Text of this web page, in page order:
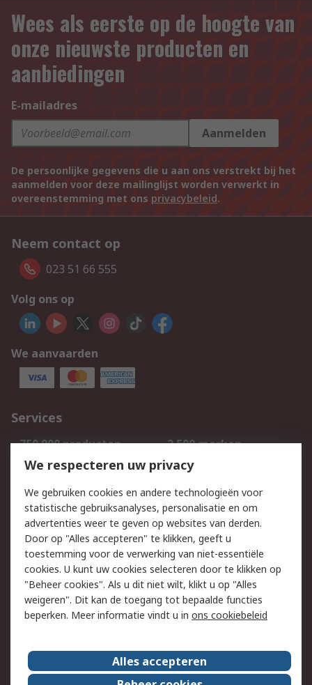
Wees als eerste op de hoogte van
onze nieuwste producten en
aanbiedingen
E-mailadres
Aanmelden
De persoonlijke gegevens die u aan ons verstrekt bij het
aanmelden voor deze mailinglijst worden verwerkt in
overeenstemming met ons privacybeleid.
Neem contact op
023 51 66 555
Volg ons op
We aanvaarden
Services
750.000 producten
2.500 merken
Bestellen
Inkoopoplossingen
Track & Trace
Wettelijk
Cookiebeleid
Email veiligheid
Privacybeleid
Websitevoorwaarden
Algemene
verkoopvoorwaarden
Over RS
RS Group Over ons
We respecteren uw privacy
We gebruiken cookies en andere technologieën voor
statistische gebruiksanalyses, personalisatie en om
advertenties weer te geven op websites van derden.
Door op "Alles accepteren" te klikken, geeft u
toestemming voor de verwerking van niet-essentiële
cookies. U kunt uw cookies selecteren door te klikken op
"Beheer cookies". Als u dit niet wilt, klikt u op "Alles
weigeren". Dit kan de toegang tot bepaalde functies
beperken. Meer informatie vindt u in ons cookiebeleid
Alles accepteren